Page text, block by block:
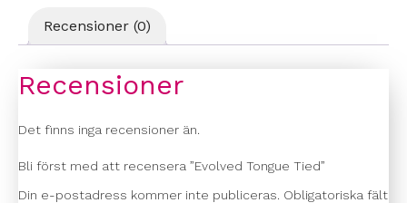
Recensioner (0)
Recensioner
Det finns inga recensioner än.
Bli först med att recensera ”Evolved Tongue Tied”
Din e-postadress kommer inte publiceras. Obligatoriska fält